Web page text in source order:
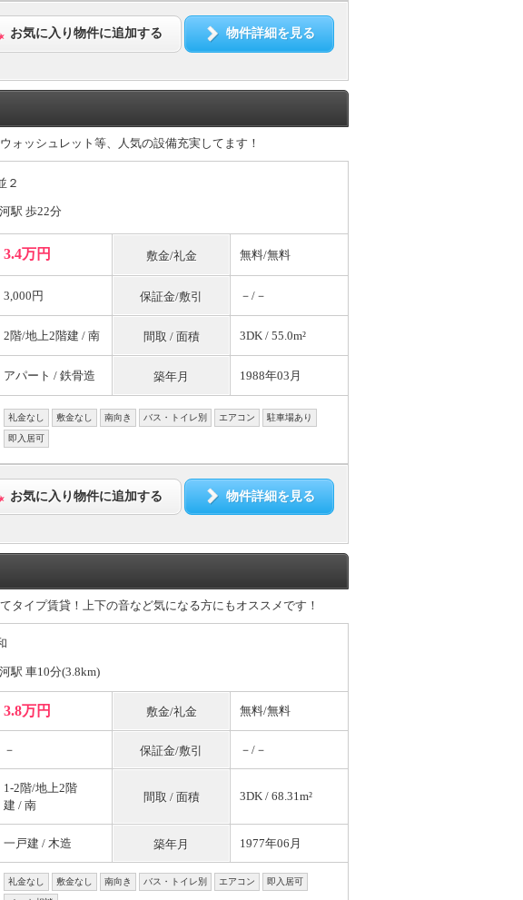
お気に入り物件に追加する 物件詳細を見る
ォッシュレット等、人気の設備充実してます！
２
駅 歩22分
3.4万円 敷金/礼金 無料/無料
3,000円 保証金/敷引 －/－
2階/地上2階建 / 南 間取 / 面積 3DK / 55.0m²
アパート / 鉄骨造 築年月 1988年03月
礼金なし 敷金なし 南向き バス・トイレ別 エアコン 駐車場あり
即入居可
お気に入り物件に追加する 物件詳細を見る
タイプ賃貸！上下の音など気になる方にもオススメです！
駅 車10分(3.8km)
3.8万円 敷金/礼金 無料/無料
－ 保証金/敷引 －/－
1-2階/地上2階
建 / 南
間取 / 面積 3DK / 68.31m²
一戸建 / 木造 築年月 1977年06月
礼金なし 敷金なし 南向き バス・トイレ別 エアコン 即入居可